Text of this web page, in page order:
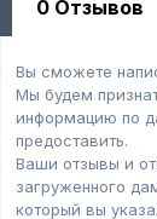
0 Отзывов
Вы сможете
Мы будем
информацию по
предоставить.
Ваши отзывы и
загруженного
который вы